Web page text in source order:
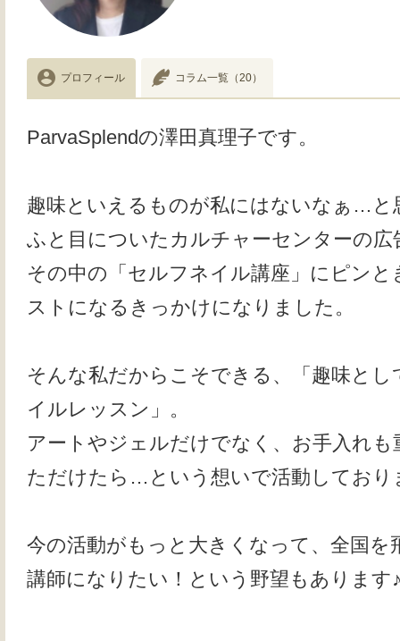
プロフィール コラム一覧 （20）
ParvaSplendの澤田真理子です。
趣味といえるものが私にはないなぁ…と
ふと目についたカルチャーセンターの広
その中の「セルフネイル講座」にピン
ストになるきっかけになりました。
そんな私だからこそできる、「趣味と
イルレッスン」。
アートやジェルだけでなく、お手入れ
ただけたら…という想いで活動しており
今の活動がもっと大きくなって、全国
講師になりたい！という野望もあります